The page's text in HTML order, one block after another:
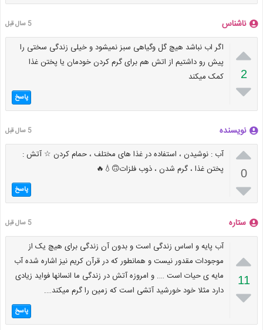
ناشناس 5 سال قبل

2

اگر اب نباشد هیچ گل وگیاهی سبز نمیشود و خیلی زندگی سختی را
پیش رو داشتیم از اتش هم برای گرم کردن خودمان یا پختن غذا
کمک میکند
پاسخ
نویسنده 5 سال قبل

0

آب : نوشیدن ، استفاده در غذا های مختلف ، حمام کردن ☆ آتش :
پختن غذا ، گرم شدن ، ذوب فلزات🙃💧🔥
پاسخ
ستاره 5 سال قبل

11

آب پایه و اساس زندگی است و بدون آن زندگی برای هیچ یک از
موجودات مقدور نیست و همانطور که در قرآن کریم نیز اشاره شده آب
مایه ی حیات است …. و امروزه آتش در زندگی ما انسانها فواید زیادی
دارد مثلا خود خورشید آتشی است که زمین را گرم میکند….
پاسخ